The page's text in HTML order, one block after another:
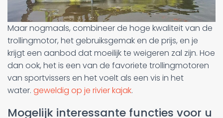
Maar nogmaals, combineer de hoge kwaliteit van de
trollingmotor, het gebruiksgemak en de prijs, en je
krijgt een aanbod dat moeilijk te weigeren zal zijn. Hoe
dan ook, het is een van de favoriete trollingmotoren
van sportvissers en het voelt als een vis in het
water. geweldig op je rivier kajak.
Mogelijk interessante functies voor u